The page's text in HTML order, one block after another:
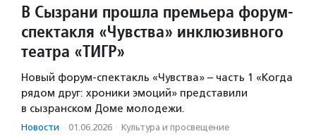
В Сызрани прошла премьера форум-
спектакля «Чувства» инклюзивного
театра «ТИГР»
Новый форум-спектакль «Чувства» – часть 1 «Когда
рядом друг: хроники эмоций» представили
в сызранском Доме молодежи.
Новости · 01.06.2026 · Культура и просвещение